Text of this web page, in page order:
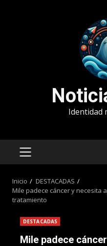
Identidad
MENÚ
Inicio
DESTACADAS
Mile padece cáncer y necesita
tratamiento
DESTACADAS
Mile padece